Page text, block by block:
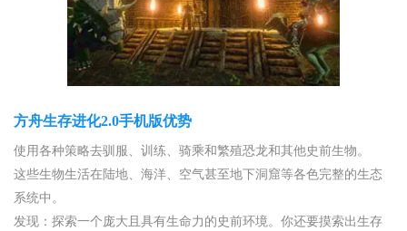
方舟生存进化2.0手机版优势
使用各种策略去驯服、训练、骑乘和繁殖恐龙和其他史前生物。
这些生物生活在陆地、海洋、空气甚至地下洞窟等各色完整的生态
系统中。
发现：探索一个庞大且具有生命力的史前环境。你还要摸索出生存